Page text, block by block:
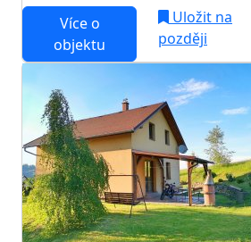
Více o
objektu
Uložit na
později